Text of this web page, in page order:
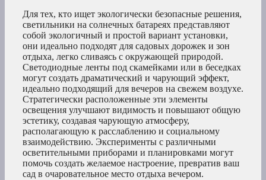
Для тех, кто ищет экологически безопасные решения,
светильники на солнечных батареях представляют
собой экологичный и простой вариант установки,
они идеально подходят для садовых дорожек и зон
отдыха, легко сливаясь с окружающей природой.
Светодиодные ленты под скамейками или в беседках
могут создать драматический и чарующий эффект,
идеально подходящий для вечеров на свежем воздухе.
Стратегически расположенные эти элементы
освещения улучшают видимость и повышают общую
эстетику, создавая чарующую атмосферу,
располагающую к расслаблению и социальному
взаимодействию. Эксперименты с различными
осветительными приборами и планировками могут
помочь создать желаемое настроение, превратив ваш
сад в очаровательное место отдыха вечером.